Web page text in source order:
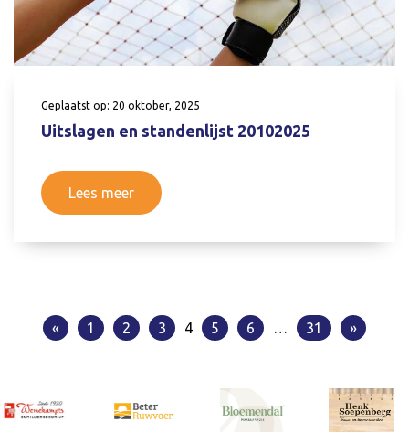
Geplaatst op: 20 oktober, 2025
Uitslagen en standenlijst 20102025
Lees meer
« 1 2 3 4 5 6 … 31 »